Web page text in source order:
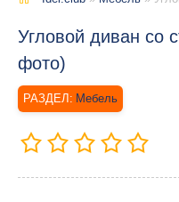
Угловой диван со
фото)
Мебель